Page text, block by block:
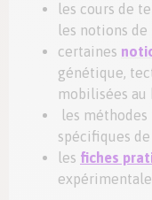
les cours de
les notions
certaines
génétique,
mobilisées au
les
spécifiques
les fiches
expérimentale